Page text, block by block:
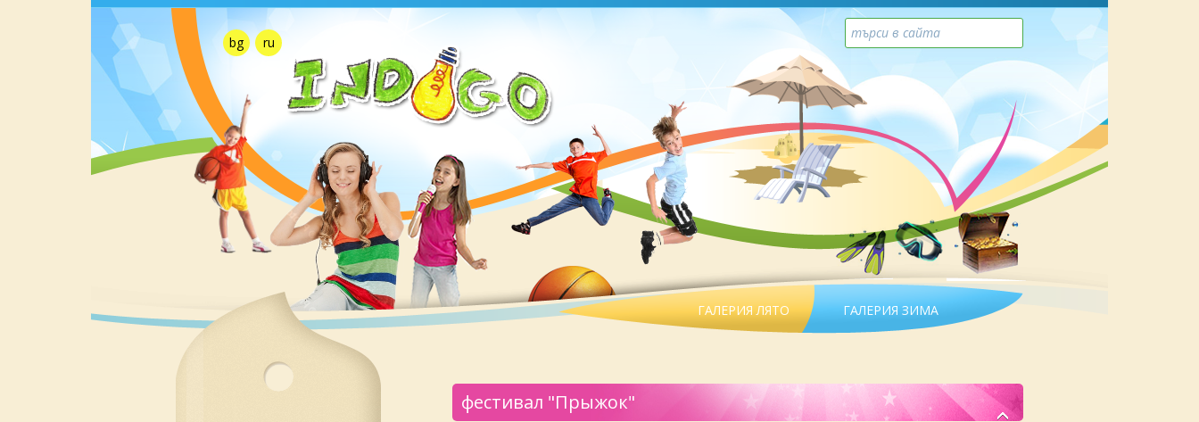
bg ru
ГАЛЕРИЯ ЛЯТО ГАЛЕРИЯ ЗИМА
фестивал "Прыжок"